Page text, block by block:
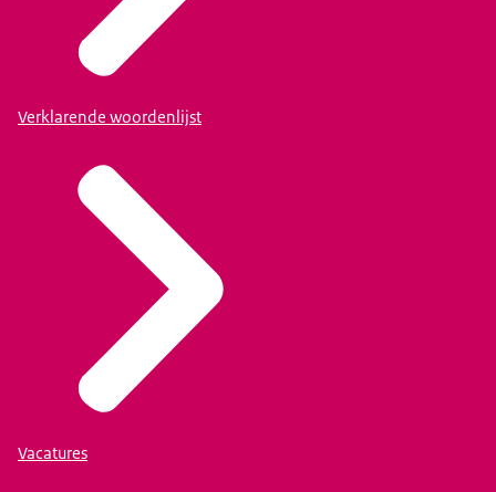
Verklarende woordenlijst
Vacatures